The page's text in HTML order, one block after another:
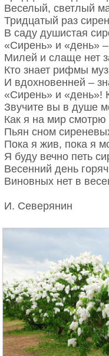
Веселый, светлый
Тридцатый раз
В саду душистая
«Сирень» и «день»
Милей и слаще нет
Кто знает рифмы
И вдохновенней –
«Сирень» и «день»!
Звучите вы в душе
Как я на мир
Пьян сном
Пока я жив, пока я
Я буду вечно петь
Весенний день
Виновных нет в
И. Северянин